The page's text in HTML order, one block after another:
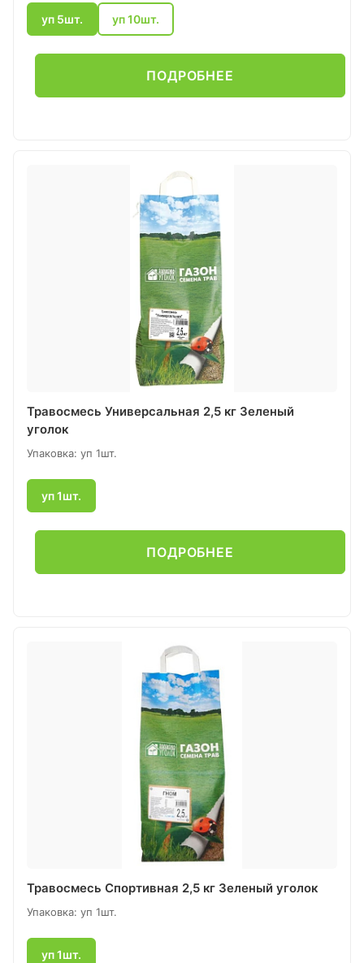
уп 5шт. уп 10шт.
ПОДРОБНЕЕ
Травосмесь Универсальная 2,5 кг Зеленый
уголок
Упаковка: уп 1шт.
уп 1шт.
ПОДРОБНЕЕ
Травосмесь Спортивная 2,5 кг Зеленый уголок
Упаковка: уп 1шт.
уп 1шт.